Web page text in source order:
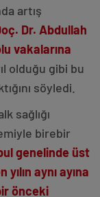
artış
Dr. Abdullah
vakalarına
olduğu gibi bu
söyledi.
sağlığı
birebir
genelinde üst
aynı ayına
önceki